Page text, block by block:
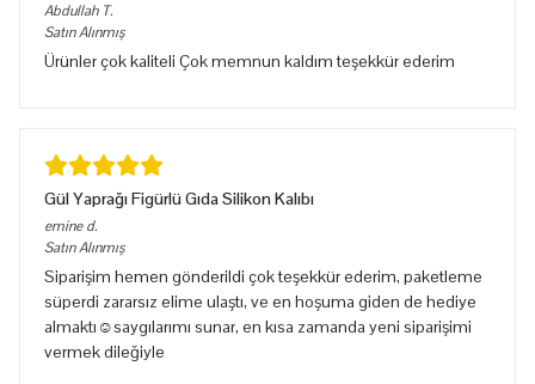
Abdullah T.
Satın Alınmış
Ürünler çok kaliteli Çok memnun kaldım teşekkür ederim
Gül Yaprağı Figürlü Gıda Silikon Kalıbı
emine d.
Satın Alınmış
Siparişim hemen gönderildi çok teşekkür ederim, paketleme
süperdi zararsız elime ulaştı, ve en hoşuma giden de hediye
almaktı☺️saygılarımı sunar, en kısa zamanda yeni siparişimi
vermek dileğiyle